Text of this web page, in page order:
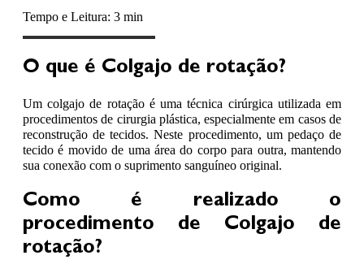
Tempo e Leitura: 3 min
O que é Colgajo de rotação?
Um colgajo de rotação é uma técnica cirúrgica utilizada em
procedimentos de cirurgia plástica, especialmente em casos de
reconstrução de tecidos. Neste procedimento, um pedaço de
tecido é movido de uma área do corpo para outra, mantendo
sua conexão com o suprimento sanguíneo original.
Como é realizado o
procedimento de Colgajo de
rotação?